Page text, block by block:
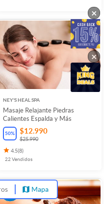
NEY'S HEAL SPA
Masaje Relajante Piedras
Calientes Espalda y Más
50% $12.990
$25.990
4.5(8)
22 Vendidos
Mapa
×
×